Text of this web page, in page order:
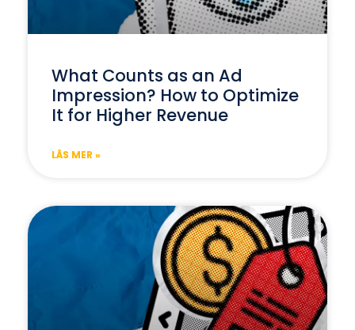
What Counts as an Ad
Impression? How to Optimize
It for Higher Revenue
LÄS MER »